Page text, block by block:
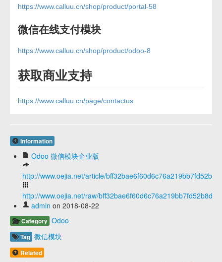
https://www.calluu.cn/shop/product/portal-58
微信在线支付模块
https://www.calluu.cn/shop/product/odoo-8
获取商业支持
https://www.calluu.cn/page/contactus
Information
Odoo 微信模块企业版
http://www.oejia.net/article/
http://www.oejia.net/raw/bff32bae6f60d6c76a219bb7fd52b8d0
admin on 2018-08-22
Category Odoo
Tag 微信模块
Related